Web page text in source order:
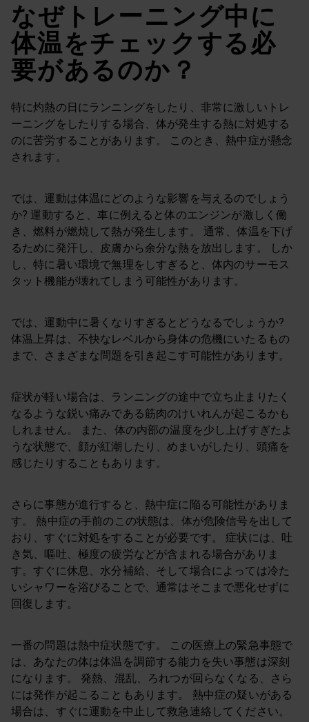
なぜトレーニング中に
体温をチェックする必
要があるのか？
特に灼熱の日にランニングをしたり、非常に激しいトレ
ーニングをしたりする場合、体が発生する熱に対処する
のに苦労することがあります。 このとき、熱中症が懸念
されます。
では、運動は体温にどのような影響を与えるのでしょう
か? 運動すると、車に例えると体のエンジンが激しく働
き、燃料が燃焼して熱が発生します。 通常、体温を下げ
るために発汗し、皮膚から余分な熱を放出します。 しか
し、特に暑い環境で無理をしすぎると、体内のサーモス
タット機能が壊れてしまう可能性があります。
では、運動中に暑くなりすぎるとどうなるでしょうか?
体温上昇は、不快なレベルから身体の危機にいたるもの
まで、さまざまな問題を引き起こす可能性があります。
症状が軽い場合は、ランニングの途中で立ち止まりたく
なるような鋭い痛みである筋肉のけいれんが起こるかも
しれません。 また、体の内部の温度を少し上げすぎたよ
うな状態で、顔が紅潮したり、めまいがしたり、頭痛を
感じたりすることもあります。
さらに事態が進行すると、熱中症に陥る可能性がありま
す。 熱中症の手前のこの状態は、体が危険信号を出して
おり、すぐに対処をすることが必要です。 症状には、吐
き気、嘔吐、極度の疲労などが含まれる場合がありま
す。すぐに休息、水分補給、そして場合によっては冷た
いシャワーを浴びることで、通常はそこまで悪化せずに
回復します。
一番の問題は熱中症状態です。 この医療上の緊急事態で
は、あなたの体は体温を調節する能力を失い事態は深刻
になります。 発熱、混乱、ろれつが回らなくなる、さら
には発作が起こることもあります。 熱中症の疑いがある
場合は、すぐに運動を中止して救急連絡してください。